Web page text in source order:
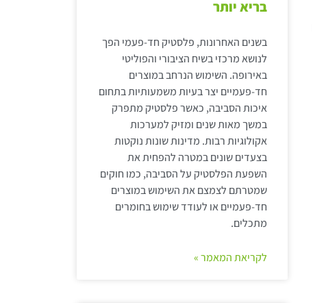
בריא יותר
בשנים האחרונות, פלסטיק חד-פעמי הפך
לנושא מרכזי בשיח הציבורי והפוליטי
באירופה. השימוש הנרחב במוצרים
חד-פעמיים יצר בעיות משמעותיות בתחום
איכות הסביבה, כאשר פלסטיק מתפרק
במשך מאות שנים ומזיק למערכות
אקולוגיות רבות. מדינות שונות נוקטות
בצעדים שונים במטרה להפחית את
השפעת הפלסטיק על הסביבה, כמו חוקים
שמטרתם לצמצם את השימוש במוצרים
חד-פעמיים או לעודד שימוש בחומרים
מתכלים.
לקריאת המאמר »